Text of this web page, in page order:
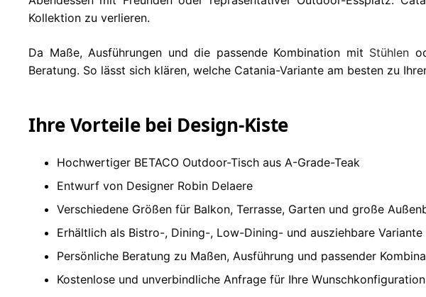
Kollektion zu verlieren.
Da Maße, Ausführungen und die passende Kombination mit Stühlen
Beratung. So lässt sich klären, welche Catania-Variante am besten zu
Ihre Vorteile bei Design-Kiste
Hochwertiger BETACO Outdoor-Tisch aus A-Grade-Teak
Entwurf von Designer Robin Delaere
Verschiedene Größen für Balkon, Terrasse, Garten und große
Erhältlich als Bistro-, Dining-, Low-Dining- und ausziehbare Variante
Persönliche Beratung zu Maßen, Ausführung und passender
Kostenlose und unverbindliche Anfrage für Ihre Wunschkonfiguration